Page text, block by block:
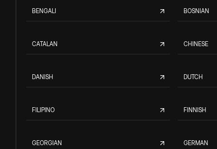
BENGALI BOSNIAN
CATALAN CHINESE
DANISH DUTCH
FILIPINO FINNISH
GEORGIAN GERMAN